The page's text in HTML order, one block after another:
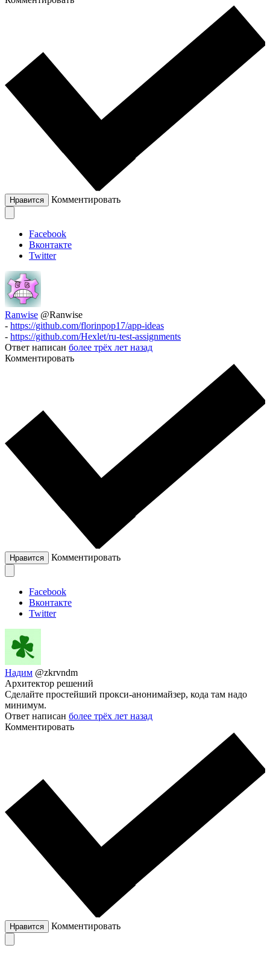
Нравится Комментировать
Facebook
Вконтакте
Twitter
Ranwise @Ranwise
- https://github.com/florinpop17/app-ideas
- https://github.com/Hexlet/ru-test-assignments
Ответ написан более трёх лет назад
Комментировать
Нравится Комментировать
Facebook
Вконтакте
Twitter
Надим @zkrvndm
Архитектор решений
Сделайте простейший прокси-анонимайзер, кода там надо
минимум.
Ответ написан более трёх лет назад
Комментировать
Нравится Комментировать